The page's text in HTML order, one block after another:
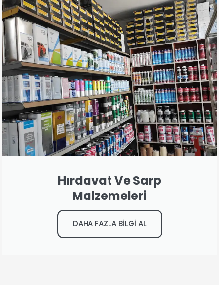
Hırdavat Ve Sarp
Malzemeleri
DAHA FAZLA BİLGİ AL